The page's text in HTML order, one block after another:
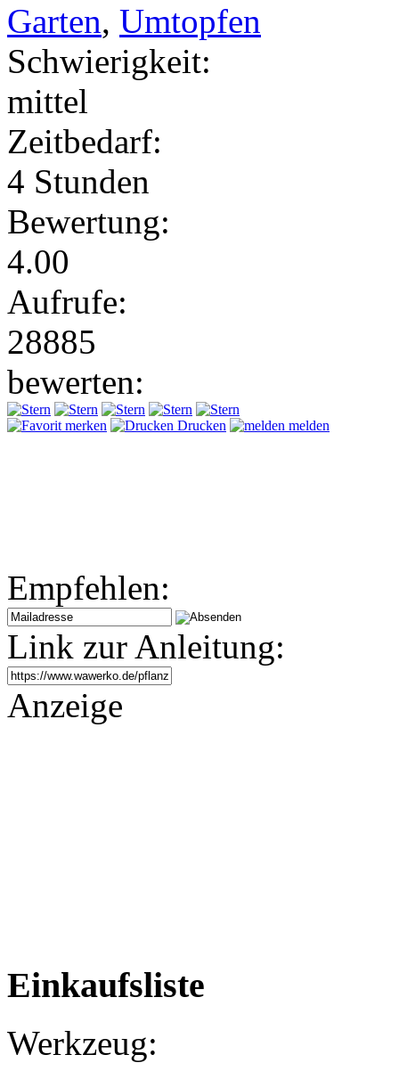
Garten, Umtopfen
Schwierigkeit:
mittel
Zeitbedarf:
4 Stunden
Bewertung:
4.00
Aufrufe:
28885
bewerten:
merken Drucken melden
Empfehlen:
Link zur Anleitung:
Anzeige
Einkaufsliste
Werkzeug: